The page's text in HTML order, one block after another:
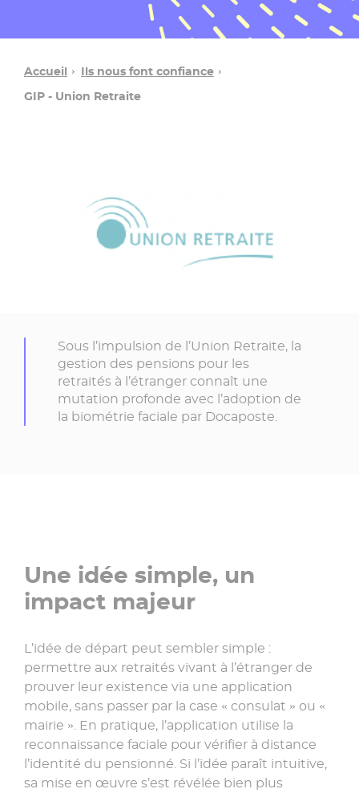
Accueil
Ils nous font confiance
GIP - Union Retraite
Sous l’impulsion de l’Union Retraite, la
gestion des pensions pour les
retraités à l’étranger connaît une
mutation profonde avec l’adoption de
la biométrie faciale par Docaposte.
Une idée simple, un
impact majeur
L’idée de départ peut sembler simple :
permettre aux retraités vivant à l’étranger de
prouver leur existence via une application
mobile, sans passer par la case « consulat » ou «
mairie ». En pratique, l’application utilise la
reconnaissance faciale pour vérifier à distance
l’identité du pensionné. Si l’idée paraît intuitive,
sa mise en œuvre s’est révélée bien plus